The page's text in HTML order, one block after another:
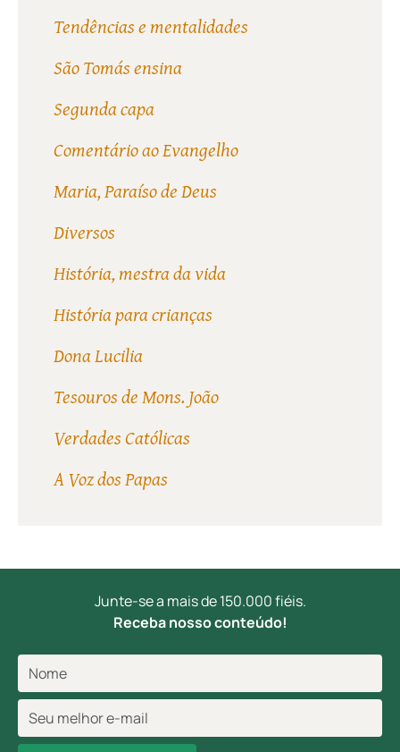
Tendências e mentalidades
São Tomás ensina
Segunda capa
Comentário ao Evangelho
Maria, Paraíso de Deus
Diversos
História, mestra da vida
História para crianças
Dona Lucilia
Tesouros de Mons. João
Verdades Católicas
A Voz dos Papas
Junte-se a mais de 150.000 fiéis.
Receba nosso conteúdo!